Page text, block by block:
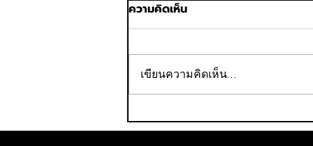
ฮาล์ฟ มาราธอน 2026” สนามที่
ความคิดเห็น
เขียนความคิดเห็น…